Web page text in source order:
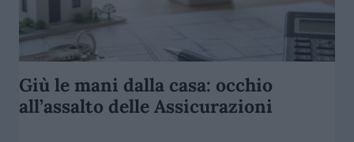
Giù le mani dalla casa: occhio
all’assalto delle Assicurazioni